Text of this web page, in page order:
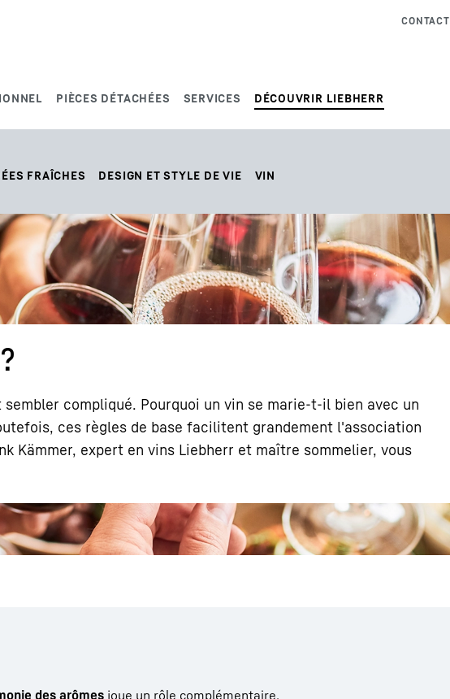
PIÈCES DÉTACHÉES SERVICES DÉCOUVRIR LIEBHERR
CONTACT
Carrière chez Liebherr
FRAÎCHES DESIGN ET STYLE DE VIE VIN
compliqué. Pourquoi un vin se marie-t-il bien avec un
ces règles de base facilitent grandement l'association
Kämmer, expert en vins Liebherr et maître sommelier, vous
des arômes joue un rôle complémentaire.